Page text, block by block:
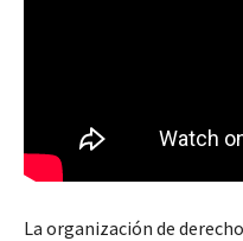
La organización de